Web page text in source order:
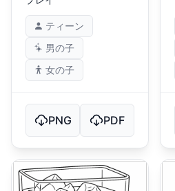
ティーン
男の子
女の子
PNG PDF